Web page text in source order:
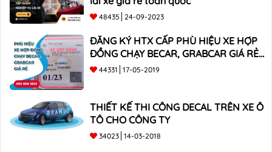
48435 24-09-2023
ĐĂNG KÝ HTX CẤP PHÙ HIỆU XE HỢP
ĐỒNG CHẠY BECAR, GRABCAR GIÁ RẺ
NHẤT
44331 17-05-2019
THIẾT KẾ THI CÔNG DECAL TRÊN XE Ô
TÔ CHO CÔNG TY
34023 14-03-2018